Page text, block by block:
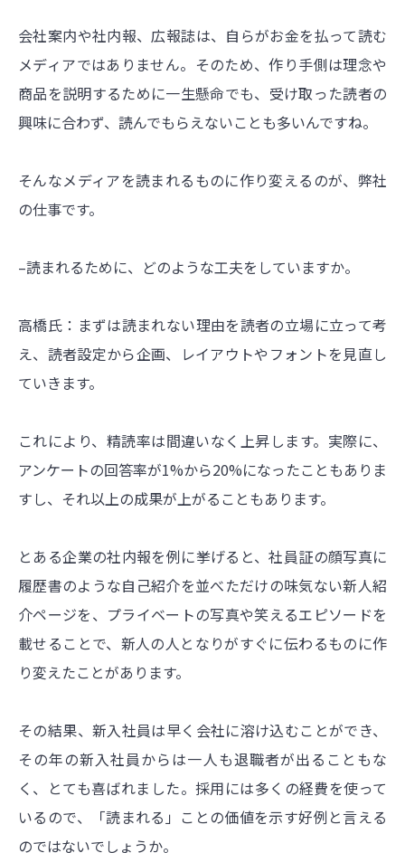
会社案内や社内報、広報誌は、自らがお金を払って読む
メディアではありません。そのため、作り手側は理念や
商品を説明するために一生懸命でも、受け取った読者の
興味に合わず、読んでもらえないことも多いんですね。
そんなメディアを読まれるものに作り変えるのが、弊社
の仕事です。
–読まれるために、どのような工夫をしていますか。
高橋氏：まずは読まれない理由を読者の立場に立って考
え、読者設定から企画、レイアウトやフォントを見直し
ていきます。
これにより、精読率は間違いなく上昇します。実際に、
アンケートの回答率が1%から20%になったこともありま
すし、それ以上の成果が上がることもあります。
とある企業の社内報を例に挙げると、社員証の顔写真に
履歴書のような自己紹介を並べただけの味気ない新人紹
介ページを、プライベートの写真や笑えるエピソードを
載せることで、新人の人となりがすぐに伝わるものに作
り変えたことがあります。
その結果、新入社員は早く会社に溶け込むことができ、
その年の新入社員からは一人も退職者が出ることもな
く、とても喜ばれました。採用には多くの経費を使って
いるので、「読まれる」ことの価値を示す好例と言える
のではないでしょうか。